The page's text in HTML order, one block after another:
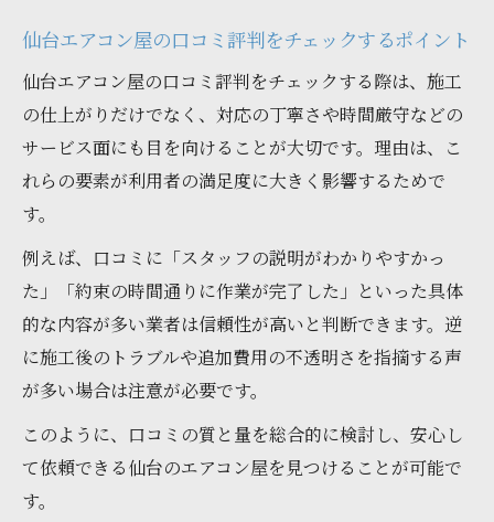
仙台エアコン屋の口コミ評判をチェックするポイント
仙台エアコン屋の口コミ評判をチェックする際は、施工
の仕上がりだけでなく、対応の丁寧さや時間厳守などの
サービス面にも目を向けることが大切です。理由は、こ
れらの要素が利用者の満足度に大きく影響するためで
す。
例えば、口コミに「スタッフの説明がわかりやすかっ
た」「約束の時間通りに作業が完了した」といった具体
的な内容が多い業者は信頼性が高いと判断できます。逆
に施工後のトラブルや追加費用の不透明さを指摘する声
が多い場合は注意が必要です。
このように、口コミの質と量を総合的に検討し、安心し
て依頼できる仙台のエアコン屋を見つけることが可能で
す。